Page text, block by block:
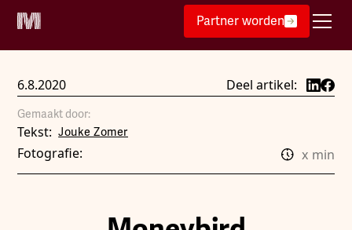
Partner worden
6.8.2020 Deel artikel:
Gemaakt door:
Tekst: Jouke Zomer
Fotografie: x min